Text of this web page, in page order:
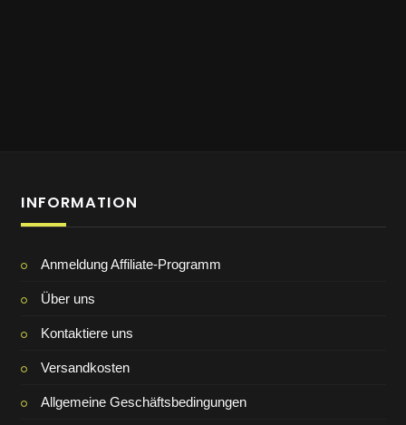
INFORMATION
Anmeldung Affiliate-Programm
Über uns
Kontaktiere uns
Versandkosten
Allgemeine Geschäftsbedingungen